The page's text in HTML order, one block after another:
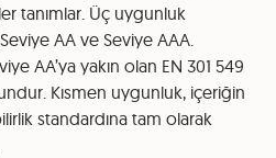
tanımlar. Üç uygunluk
AA ve Seviye AAA.
AA’ya yakın olan EN 301 549
Kısmen uygunluk, içeriğin
standardına tam olarak